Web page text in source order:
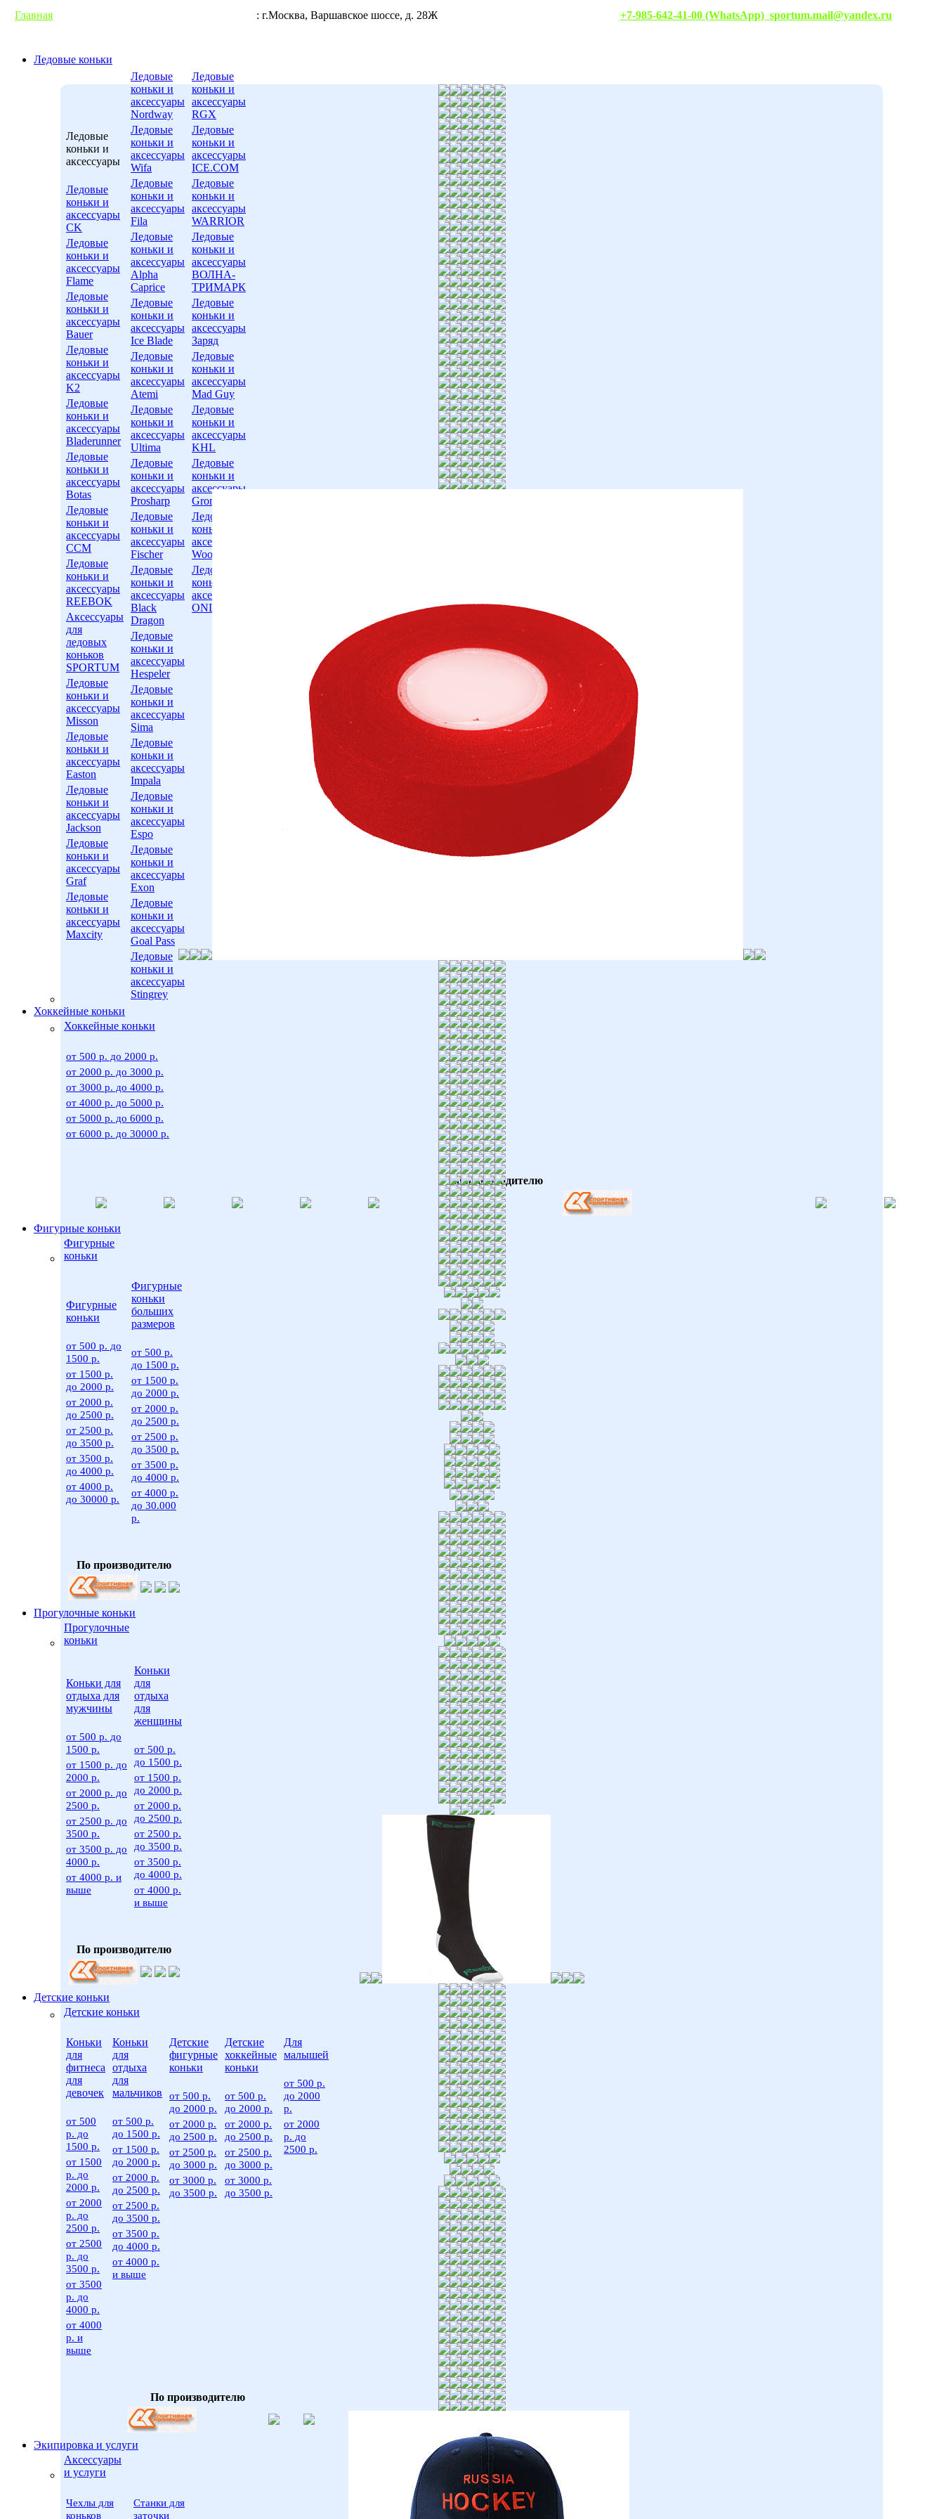
Главная : г.Москва, Варшавское шоссе, д. 28Ж +7-985-642-41-00 (WhatsApp) sportum.mail@yandex.ru
Ледовые коньки
Ледовые
коньки и
аксессуары
Ледовые
коньки и
аксессуары
CK
Ледовые
коньки и
аксессуары
Flame
Ледовые
коньки и
аксессуары
Bauer
Ледовые
коньки и
аксессуары
K2
Ледовые
коньки и
аксессуары
Bladerunner
Ледовые
коньки и
аксессуары
Botas
Ледовые
коньки и
аксессуары
CCM
Ледовые
коньки и
аксессуары
REEBOK
Аксессуары
для
ледовых
коньков
SPORTUM
Ледовые
коньки и
аксессуары
Misson
Ледовые
коньки и
аксессуары
Easton
Ледовые
коньки и
аксессуары
Jackson
Ледовые
коньки и
аксессуары
Graf
Ледовые
коньки и
аксессуары
Maxcity
Ледовые
коньки и
аксессуары
Nordway
Ледовые
коньки и
аксессуары
Wifa
Ледовые
коньки и
аксессуары
Fila
Ледовые
коньки и
аксессуары
Alpha
Caprice
Ледовые
коньки и
аксессуары
Ice Blade
Ледовые
коньки и
аксессуары
Atemi
Ледовые
коньки и
аксессуары
Ultima
Ледовые
коньки и
аксессуары
Prosharp
Ледовые
коньки и
аксессуары
Fischer
Ледовые
коньки и
аксессуары
Black
Dragon
Ледовые
коньки и
аксессуары
Hespeler
Ледовые
коньки и
аксессуары
Sima
Ледовые
коньки и
аксессуары
Impala
Ледовые
коньки и
аксессуары
Espo
Ледовые
коньки и
аксессуары
Exon
Ледовые
коньки и
аксессуары
Goal Pass
Ледовые
коньки и
аксессуары
Stingrey
Ледовые
коньки и
аксессуары
RGX
Ледовые
коньки и
аксессуары
ICE.COM
Ледовые
коньки и
аксессуары
WARRIOR
Ледовые
коньки и
аксессуары
ВОЛНА-
ТРИМАРК
Ледовые
коньки и
аксессуары
Заряд
Ледовые
коньки и
аксессуары
Mad Guy
Ледовые
коньки и
аксессуары
KHL
Ледовые
коньки и
аксессуары
Grom
Ледовые
коньки и
аксессуары
Woodoo
Ледовые
коньки и
аксессуары
ONLITOP
Хоккейные коньки
Хоккейные коньки
от 500 р. до 2000 р.
от 2000 р. до 3000 р.
от 3000 р. до 4000 р.
от 4000 р. до 5000 р.
от 5000 р. до 6000 р.
от 6000 р. до 30000 р.
По производителю
Фигурные коньки
Фигурные
коньки
Фигурные
коньки
от 500 р. до
1500 р.
от 1500 р.
до 2000 р.
от 2000 р.
до 2500 р.
от 2500 р.
до 3500 р.
от 3500 р.
до 4000 р.
от 4000 р.
до 30000 р.
Фигурные
коньки
больших
размеров
от 500 р.
до 1500 р.
от 1500 р.
до 2000 р.
от 2000 р.
до 2500 р.
от 2500 р.
до 3500 р.
от 3500 р.
до 4000 р.
от 4000 р.
до 30.000
р.
По производителю
Прогулочные коньки
Прогулочные
коньки
Коньки для
отдыха для
мужчины
от 500 р. до
1500 р.
от 1500 р. до
2000 р.
от 2000 р. до
2500 р.
от 2500 р. до
3500 р.
от 3500 р. до
4000 р.
от 4000 р. и
выше
Коньки
для
отдыха
для
женщины
от 500 р.
до 1500 р.
от 1500 р.
до 2000 р.
от 2000 р.
до 2500 р.
от 2500 р.
до 3500 р.
от 3500 р.
до 4000 р.
от 4000 р.
и выше
По производителю
Детские коньки
Детские коньки
Коньки
для
фитнеса
для
девочек
от 500
р. до
1500 р.
от 1500
р. до
2000 р.
от 2000
р. до
2500 р.
от 2500
р. до
3500 р.
от 3500
р. до
4000 р.
от 4000
р. и
выше
Коньки
для
отдыха
для
мальчиков
от 500 р.
до 1500 р.
от 1500 р.
до 2000 р.
от 2000 р.
до 2500 р.
от 2500 р.
до 3500 р.
от 3500 р.
до 4000 р.
от 4000 р.
и выше
Детские
фигурные
коньки
от 500 р.
до 2000 р.
от 2000 р.
до 2500 р.
от 2500 р.
до 3000 р.
от 3000 р.
до 3500 р.
Детские
хоккейные
коньки
от 500 р.
до 2000 р.
от 2000 р.
до 2500 р.
от 2500 р.
до 3000 р.
от 3000 р.
до 3500 р.
Для
малышей
от 500 р.
до 2000
р.
от 2000
р. до
2500 р.
По производителю
Экипировка и услуги
Аксессуары
и услуги
Чехлы для
коньков
Станки для
заточки